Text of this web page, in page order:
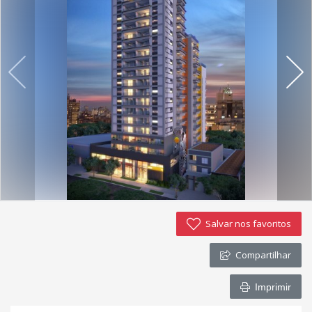
Salvar nos favoritos
Compartilhar
Imprimir